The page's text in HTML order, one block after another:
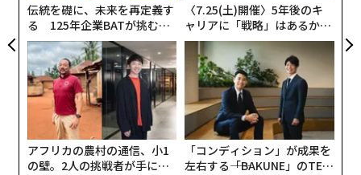
伝統を礎に、未来を再定義す
る 125年企業BATが挑むス
モークレスな未来
〈7.25(土)開催〉5年後のキ
ャリアに「戦略」はあるか。
トップエグゼクティブのキャ
リアに触れる1日│CAREER S
UMMIT 2026
アフリカの農村の通信、小1
の壁。2人の挑戦者が手にし
「コンディション」が成果を
左右する――「BAKUNE」のTEN